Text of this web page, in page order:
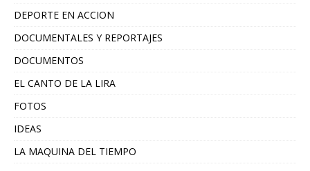
DEPORTE EN ACCION
DOCUMENTALES Y REPORTAJES
DOCUMENTOS
EL CANTO DE LA LIRA
FOTOS
IDEAS
LA MAQUINA DEL TIEMPO